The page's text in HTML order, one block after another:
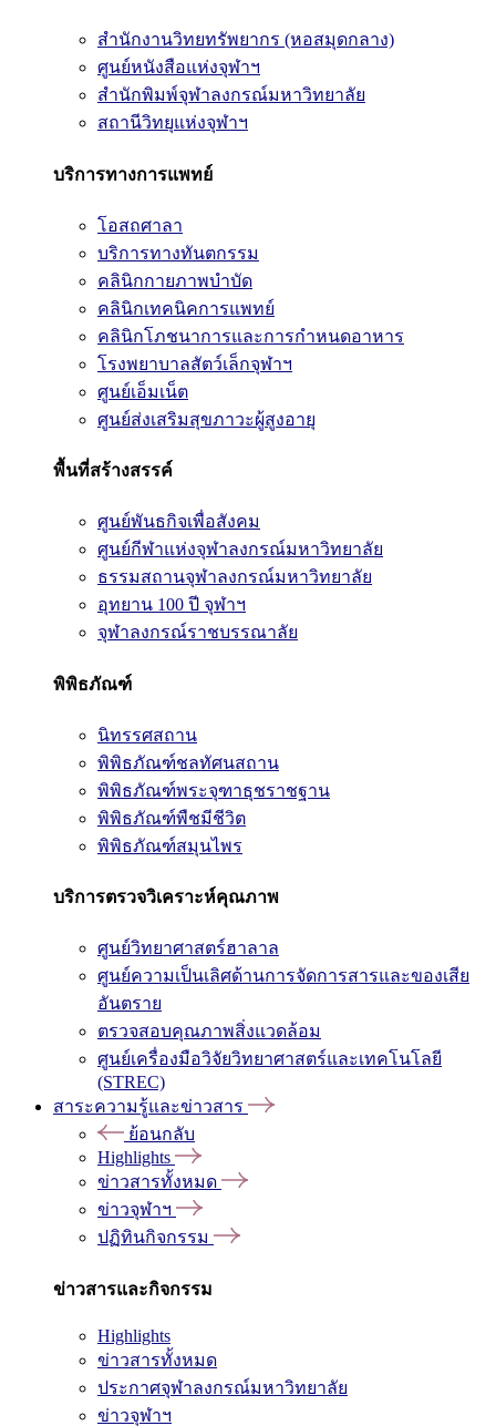
สำนักงานวิทยทรัพยากร (หอสมุดกลาง)
ศูนย์หนังสือแห่งจุฬาฯ
สำนักพิมพ์จุฬาลงกรณ์มหาวิทยาลัย
สถานีวิทยุแห่งจุฬาฯ
บริการทางการแพทย์
โอสถศาลา
บริการทางทันตกรรม
คลินิกกายภาพบำบัด
คลินิกเทคนิคการแพทย์
คลินิกโภชนาการและการกำหนดอาหาร
โรงพยาบาลสัตว์เล็กจุฬาฯ
ศูนย์เอ็มเน็ต
ศูนย์ส่งเสริมสุขภาวะผู้สูงอายุ
พื้นที่สร้างสรรค์
ศูนย์พันธกิจเพื่อสังคม
ศูนย์กีฬาแห่งจุฬาลงกรณ์มหาวิทยาลัย
ธรรมสถานจุฬาลงกรณ์มหาวิทยาลัย
อุทยาน 100 ปี จุฬาฯ
จุฬาลงกรณ์ราชบรรณาลัย
พิพิธภัณฑ์
นิทรรศสถาน
พิพิธภัณฑ์ชลทัศนสถาน
พิพิธภัณฑ์พระจุฑาธุชราชฐาน
พิพิธภัณฑ์พืชมีชีวิต
พิพิธภัณฑ์สมุนไพร
บริการตรวจวิเคราะห์คุณภาพ
ศูนย์วิทยาศาสตร์ฮาลาล
ศูนย์ความเป็นเลิศด้านการจัดการสารและของเสีย
อันตราย
ตรวจสอบคุณภาพสิ่งแวดล้อม
ศูนย์เครื่องมือวิจัยวิทยาศาสตร์และเทคโนโลยี
(STREC)
สาระความรู้และข่าวสาร
ย้อนกลับ
Highlights
ข่าวสารทั้งหมด
ข่าวจุฬาฯ
ปฏิทินกิจกรรม
ข่าวสารและกิจกรรม
Highlights
ข่าวสารทั้งหมด
ประกาศจุฬาลงกรณ์มหาวิทยาลัย
ข่าวจุฬาฯ